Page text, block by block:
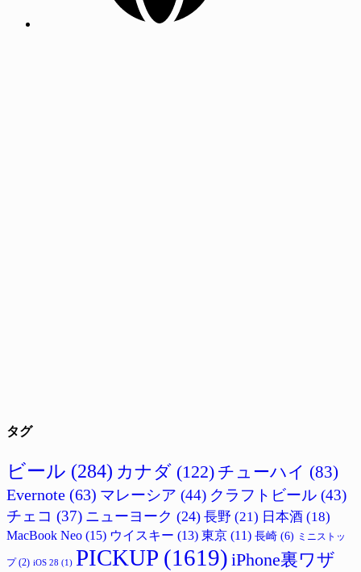
タグ
ビール (284) カナダ (122) チューハイ (83)
Evernote (63) マレーシア (44) クラフトビール (43)
チェコ (37) ニューヨーク (24) 長野 (21) 日本酒 (18)
MacBook Neo (15) ウイスキー (13) 東京 (11) 長崎 (6) ミニストッ
プ(2) iOS 28 (1) PICKUP (1619) iPhone裏ワザ